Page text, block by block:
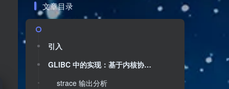
文章目录
引入
GLIBC 中的实现：基于内核协助的同步机制
strace 输出分析